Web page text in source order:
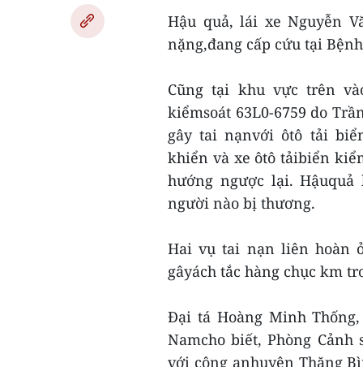
Hậu quả, lái xe Nguyễn
nặng,đang cấp cứu tại
Cũng tại khu vực trên
kiểmsoát 63L0-6759 do
gây tai nạnvới ôtô tải
khiển và xe ôtô tảibiển
hướng ngược lại.
người nào bị thương.
Hai vụ tai nạn liên hoàn
gâyách tắc hàng chục km
Đại tá Hoàng Minh
Namcho biết, Phòng
với công anhuyện Thăng